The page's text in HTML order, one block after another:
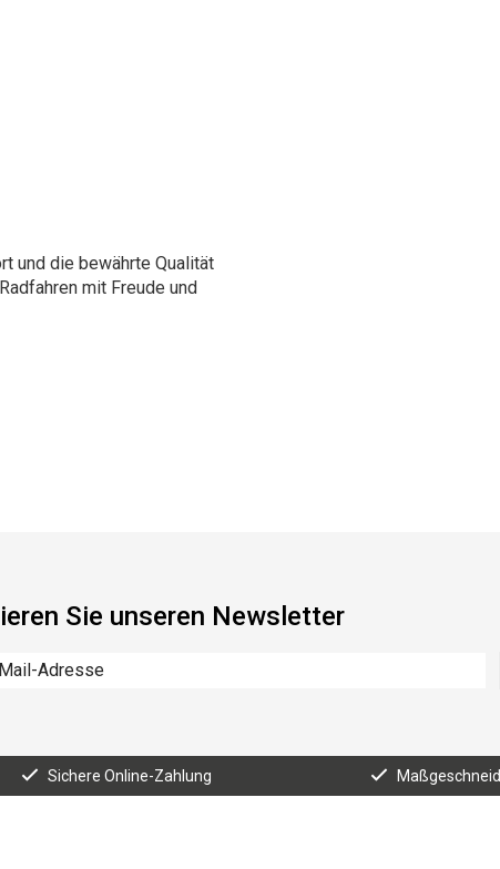
und die bewährte Qualität
mit Freude und
Sie unseren Newsletter
Sichere Online-Zahlung